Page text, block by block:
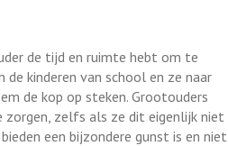
de tijd en ruimte hebt om te
kinderen van school en ze naar
de kop op steken. Grootouders
zorgen, zelfs als ze dit eigenlijk niet
een bijzondere gunst is en niet